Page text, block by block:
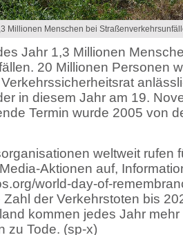
Millionen Menschen bei
Jahr 1,3 Millionen
20 Millionen Personen
in diesem Jahr am 19.
Termin wurde 2005 von
weltweit rufen
Aktionen auf,
world-day-of-
der Verkehrstoten bis
kommen jedes Jahr
zu Tode. (sp-x)